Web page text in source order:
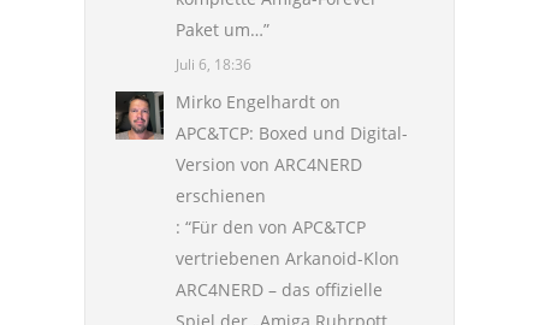
Paket um…”
Juli 6, 18:36
Mirko Engelhardt on
APC&TCP: Boxed und Digital-
Version von ARC4NERD
erschienen
: “Für den von APC&TCP
vertriebenen Arkanoid-Klon
ARC4NERD – das offizielle